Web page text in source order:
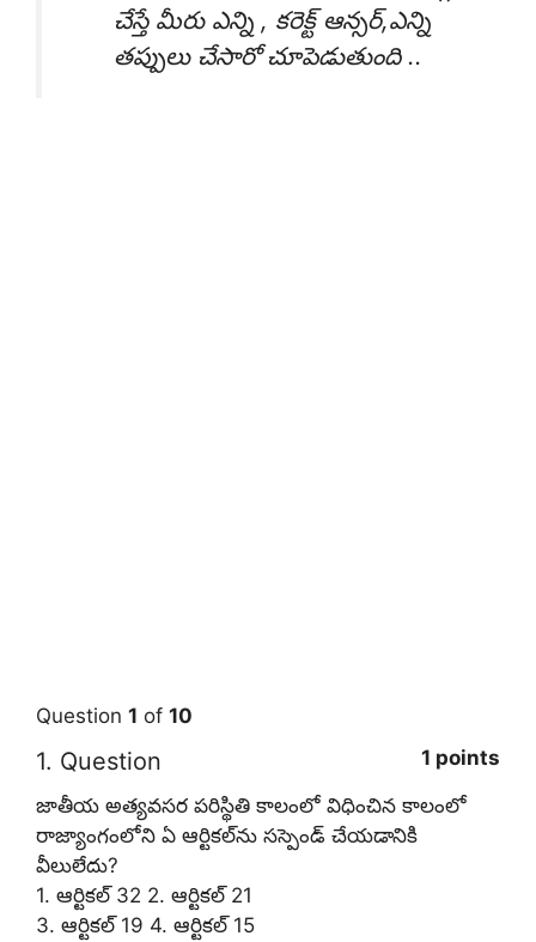
చేస్తే మీరు ఎన్ని , కరెక్ట్ ఆన్సర్,ఎన్ని
తప్పులు చేసారో చూపెడుతుంది ..
Question 1 of 10
1. Question
1 points
జాతీయ అత్యవసర పరిస్థితి కాలంలో విధించిన కాలంలో
రాజ్యాంగంలోని ఏ ఆర్టికల్‌ను సస్పెండ్‌ చేయడానికి
వీలులేదు?
1. ఆర్టికల్‌ 32 2. ఆర్టికల్‌ 21
3. ఆర్టికల్‌ 19 4. ఆర్టికల్‌ 15